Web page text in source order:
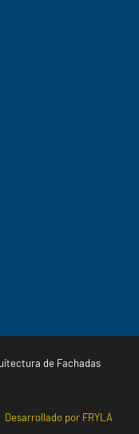
de Fachadas
Desarrollado por FRYLA